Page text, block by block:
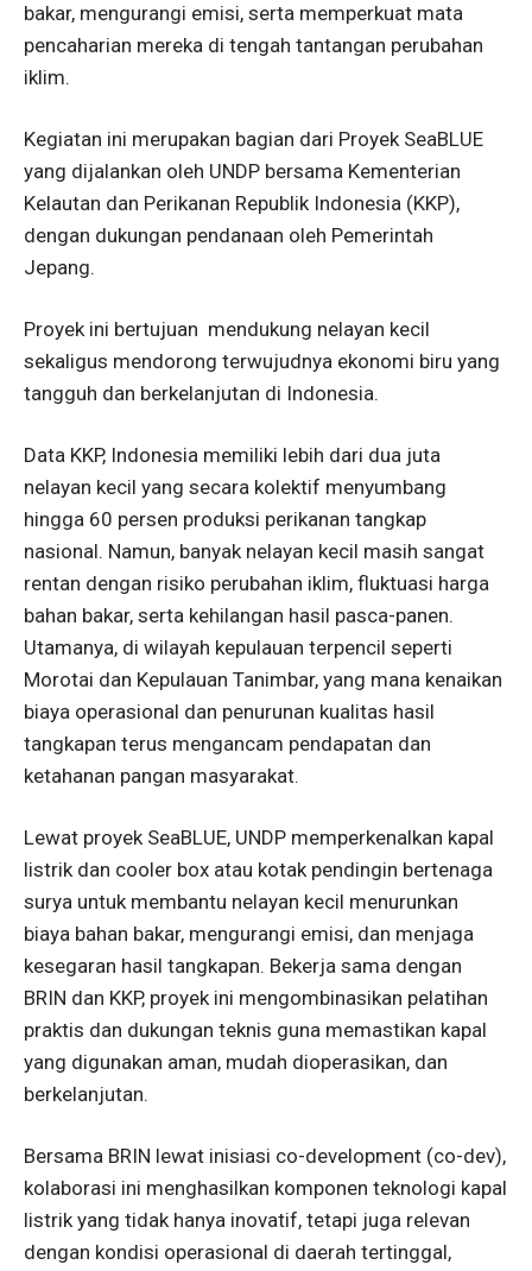
bakar, mengurangi emisi, serta memperkuat mata
pencaharian mereka di tengah tantangan perubahan
iklim.
Kegiatan ini merupakan bagian dari Proyek SeaBLUE
yang dijalankan oleh UNDP bersama Kementerian
Kelautan dan Perikanan Republik Indonesia (KKP),
dengan dukungan pendanaan oleh Pemerintah
Jepang.
Proyek ini bertujuan mendukung nelayan kecil
sekaligus mendorong terwujudnya ekonomi biru yang
tangguh dan berkelanjutan di Indonesia.
Data KKP, Indonesia memiliki lebih dari dua juta
nelayan kecil yang secara kolektif menyumbang
hingga 60 persen produksi perikanan tangkap
nasional. Namun, banyak nelayan kecil masih sangat
rentan dengan risiko perubahan iklim, fluktuasi harga
bahan bakar, serta kehilangan hasil pasca-panen.
Utamanya, di wilayah kepulauan terpencil seperti
Morotai dan Kepulauan Tanimbar, yang mana kenaikan
biaya operasional dan penurunan kualitas hasil
tangkapan terus mengancam pendapatan dan
ketahanan pangan masyarakat.
Lewat proyek SeaBLUE, UNDP memperkenalkan kapal
listrik dan cooler box atau kotak pendingin bertenaga
surya untuk membantu nelayan kecil menurunkan
biaya bahan bakar, mengurangi emisi, dan menjaga
kesegaran hasil tangkapan. Bekerja sama dengan
BRIN dan KKP, proyek ini mengombinasikan pelatihan
praktis dan dukungan teknis guna memastikan kapal
yang digunakan aman, mudah dioperasikan, dan
berkelanjutan.
Bersama BRIN lewat inisiasi co-development (co-dev),
kolaborasi ini menghasilkan komponen teknologi kapal
listrik yang tidak hanya inovatif, tetapi juga relevan
dengan kondisi operasional di daerah tertinggal,